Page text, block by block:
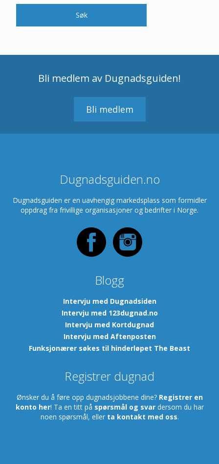
Bli medlem av Dugnadsguiden!
Bli medlem
Dugnadsguiden.no
Dugnadsguiden er en uavhengig markedsplass som formidler
oppdrag fra frivillige organisasjoner og bedrifter i Norge.
Blogg
Intervju med Dugnadsiden
Intervju med 123dugnad.no
Intervju med Kortdugnad
Intervju med Aftenposten
Funksjonærer søkes til hinderløpet The Beast
Registrer dugnad
Ønsker du å føre opp dugnadsjobbene dine? Registrer en
konto her! Ta en titt på spørsmål og svardersom du har
noen spørsmål, eller ta kontakt med oss.